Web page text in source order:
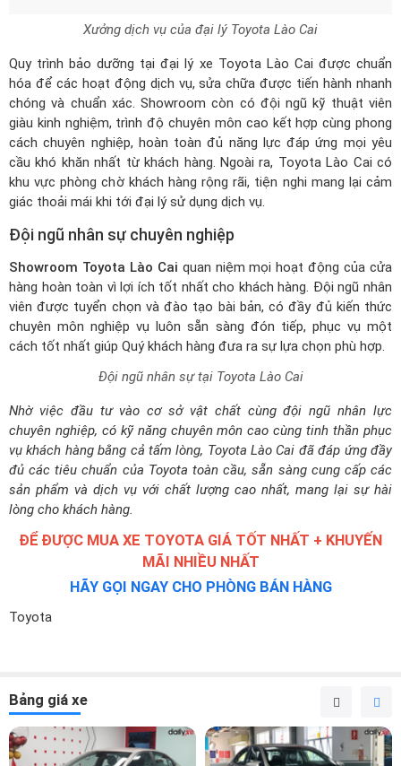
Xưởng dịch vụ của đại lý Toyota Lào Cai
Quy trình bảo dưỡng tại đại lý xe Toyota Lào Cai được chuẩn
hóa để các hoạt động dịch vụ, sửa chữa được tiến hành nhanh
chóng và chuẩn xác. Showroom còn có đội ngũ kỹ thuật viên
giàu kinh nghiệm, trình độ chuyên môn cao kết hợp cùng phong
cách chuyên nghiệp, hoàn toàn đủ năng lực đáp ứng mọi yêu
cầu khó khăn nhất từ khách hàng. Ngoài ra, Toyota Lào Cai có
khu vực phòng chờ khách hàng rộng rãi, tiện nghi mang lại cảm
giác thoải mái khi tới đại lý sử dụng dịch vụ.
Đội ngũ nhân sự chuyên nghiệp
Showroom Toyota Lào Cai quan niệm mọi hoạt động của cửa
hàng hoàn toàn vì lợi ích tốt nhất cho khách hàng. Đội ngũ nhân
viên được tuyển chọn và đào tạo bài bản, có đầy đủ kiến thức
chuyên môn nghiệp vụ luôn sẵn sàng đón tiếp, phục vụ một
cách tốt nhất giúp Quý khách hàng đưa ra sự lựa chọn phù hợp.
Đội ngũ nhân sự tại Toyota Lào Cai
Nhờ việc đầu tư vào cơ sở vật chất cùng đội ngũ nhân lực
chuyên nghiệp, có kỹ năng chuyên môn cao cùng tinh thần phục
vụ khách hàng bằng cả tấm lòng, Toyota Lào Cai đã đáp ứng đầy
đủ các tiêu chuẩn của Toyota toàn cầu, sẵn sàng cung cấp các
sản phẩm và dịch vụ với chất lượng cao nhất, mang lại sự hài
lòng cho khách hàng.
ĐỂ ĐƯỢC MUA XE TOYOTA GIÁ TỐT NHẤT + KHUYẾN
MÃI NHIỀU NHẤT
HÃY GỌI NGAY CHO PHÒNG BÁN HÀNG
Toyota
Bảng giá xe